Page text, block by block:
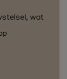
wat